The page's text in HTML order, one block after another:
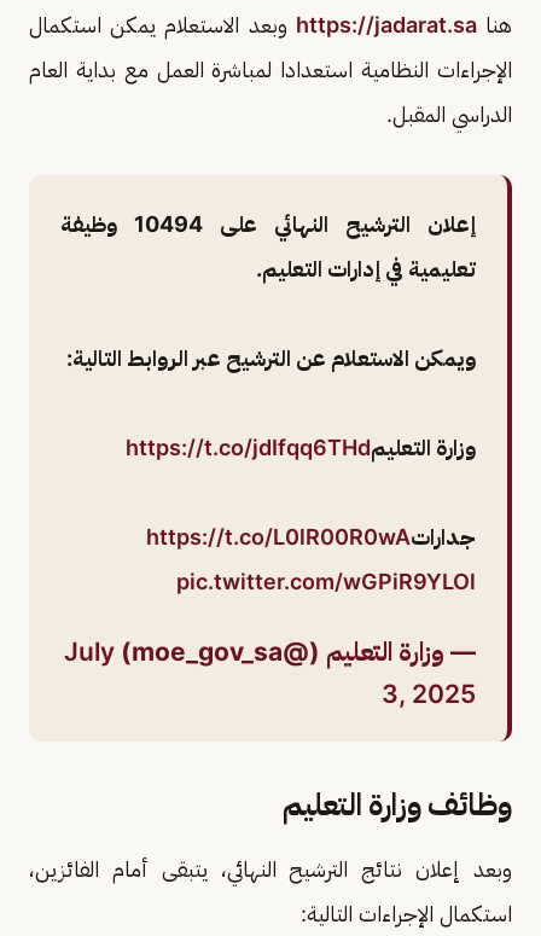
هناhttps://jadarat.sa وبعد الاستعلام يمكن استكمال
الإجراءات النظامية استعدادا لمباشرة العمل مع بداية العام
الدراسي المقبل.
إعلان الترشيح النهائي على 10494 وظيفة
تعليمية في إدارات التعليم.
ويمكن الاستعلام عن الترشيح عبر الروابط التالية:
وزارة التعليمhttps://t.co/jdIfqq6THd
جداراتhttps://t.co/L0lR00R0wA
pic.twitter.com/wGPiR9YLOl
— وزارة التعليم (@moe_gov_sa)
July
3, 2025
وظائف وزارة التعليم
وبعد إعلان نتائج الترشيح النهائي، يتبقى أمام الفائزين،
استكمال الإجراءات التالية: